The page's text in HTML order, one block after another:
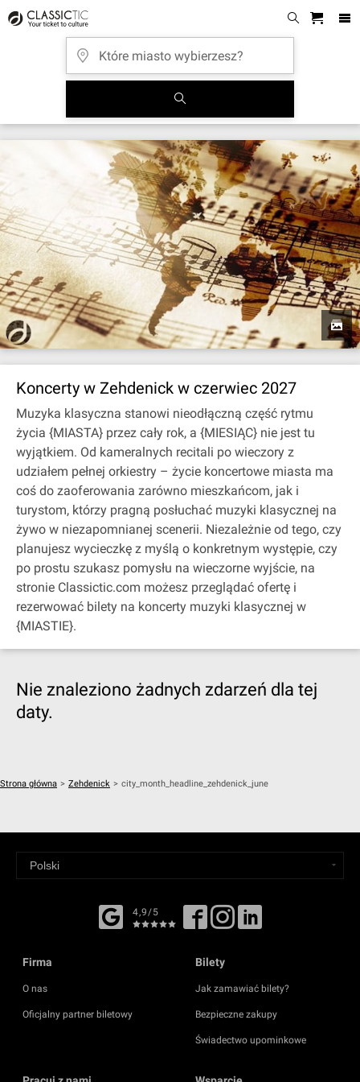
Koncerty w Zehdenick w czerwiec 2027
Muzyka klasyczna stanowi nieodłączną część rytmu
życia {MIASTA} przez cały rok, a {MIESIĄC} nie jest tu
wyjątkiem. Od kameralnych recitali po wieczory z
udziałem pełnej orkiestry – życie koncertowe miasta ma
coś do zaoferowania zarówno mieszkańcom, jak i
turystom, którzy pragną posłuchać muzyki klasycznej na
żywo w niezapomnianej scenerii. Niezależnie od tego, czy
planujesz wycieczkę z myślą o konkretnym występie, czy
po prostu szukasz pomysłu na wieczorne wyjście, na
stronie Classictic.com możesz przeglądać ofertę i
rezerwować bilety na koncerty muzyki klasycznej w
{MIASTIE}.
Nie znaleziono żadnych zdarzeń dla tej
daty.
Strona główna > Zehdenick > city_month_headline_zehdenick_june
4,9/5
Firma
O nas
Oficjalny partner biletowy
Bilety
Jak zamawiać bilety?
Bezpieczne zakupy
Świadectwo upominkowe